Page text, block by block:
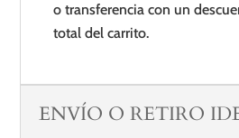
o transferencia con un
total del carrito.
ENVÍO O RETIRO